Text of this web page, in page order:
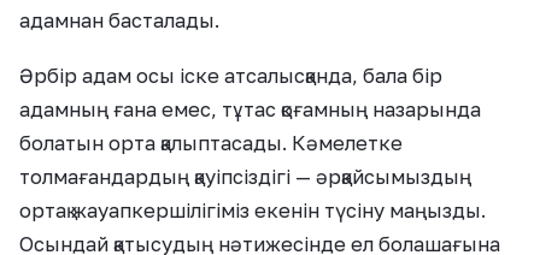
адамнан басталады.
Әрбір адам осы іске атсалысқанда, бала бір
адамның ғана емес, тұтас қоғамның назарында
болатын орта қалыптасады. Кәмелетке
толмағандардың қауіпсіздігі — әрқайсымыздың
ортақ жауапкершілігіміз екенін түсіну маңызды.
Осындай қатысудың нәтижесінде ел болашағына